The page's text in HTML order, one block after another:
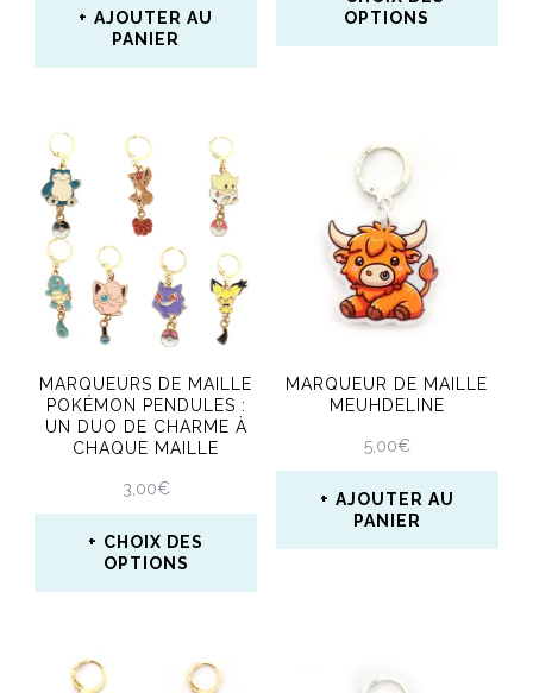
du
AJOUTER AU
PANIER
OPTIONS
a
plusieurs
variations.
Les
options
peuvent
être
choisies
sur
la
page
MARQUEURS DE MAILLE
POKÉMON PENDULES :
UN DUO DE CHARME À
CHAQUE MAILLE
3,00€
CHOIX DES
OPTIONS
MARQUEUR DE MAILLE
MEUHDELINE
5,00€
AJOUTER AU
PANIER